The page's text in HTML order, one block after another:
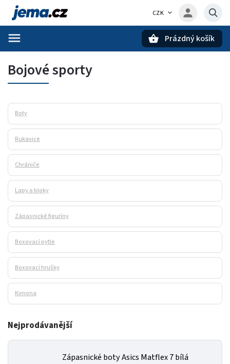
CZK
Prázdný košík
Bojové sporty
Boty
Rukavice
Chrániče
Lapy a bloky
Zápasnické figuríny
Boxovací pytle
Boxovací hrušky
Kimona
Nejprodávanější
Zápasnické boty Asics Matflex 7 bílá